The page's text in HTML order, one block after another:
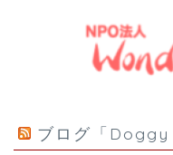
ブログ「Doggy